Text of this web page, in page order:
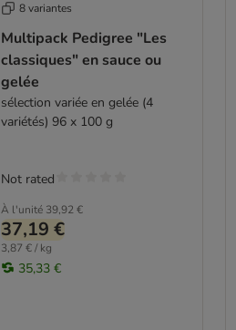
8 variantes
Multipack Pedigree "Les
classiques" en sauce ou
gelée
sélection variée en gelée (4
variétés) 96 x 100 g
À l'unité 39,92 €
37,19 €
3,87 € / kg
35,33 €
Not rated